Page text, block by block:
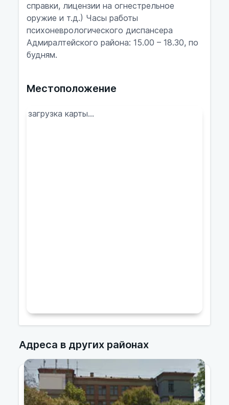
справки, лицензии на огнестрельное
оружие и т.д.) Часы работы
психоневрологического диспансера
Адмиралтейского района: 15.00 – 18.30, по
будням.
Местоположение
загрузка карты...
Адреса в других районах